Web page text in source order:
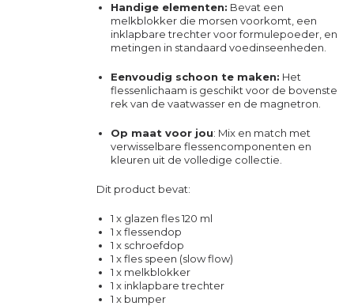
Handige elementen: Bevat een
melkblokker die morsen voorkomt, een
inklapbare trechter voor formulepoeder, en
metingen in standaard voedinseenheden.
Eenvoudig schoon te maken: Het
flessenlichaam is geschikt voor de bovenste
rek van de vaatwasser en de magnetron.
Op maat voor jou: Mix en match met
verwisselbare flessencomponenten en
kleuren uit de volledige collectie.
Dit product bevat:
1 x glazen fles 120 ml
1 x flessendop
1 x schroefdop
1 x fles speen (slow flow)
1 x melkblokker
1 x inklapbare trechter
1 x bumper